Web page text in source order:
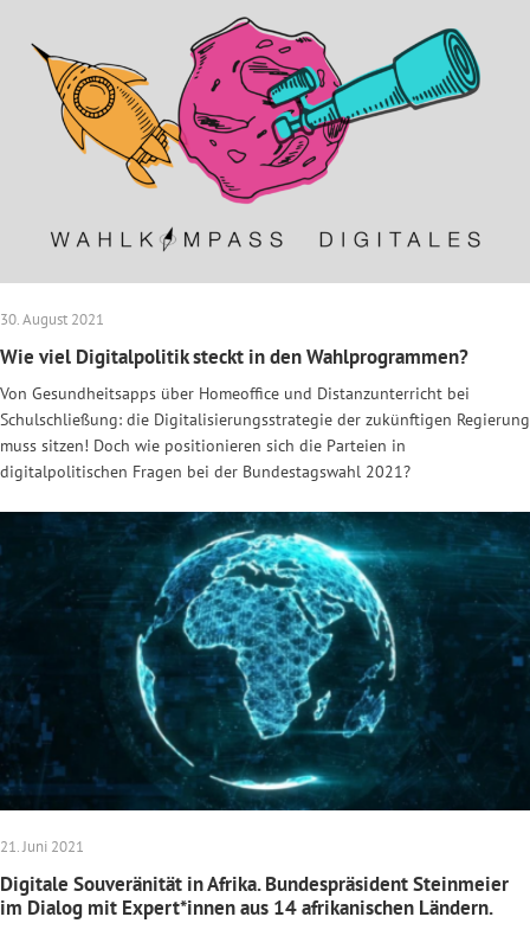
30. August 2021
Wie viel Digitalpolitik steckt in den Wahlprogrammen?
Von Gesundheitsapps über Homeoffice und Distanzunterricht bei
Schulschließung: die Digitalisierungsstrategie der zukünftigen Regierung
muss sitzen! Doch wie positionieren sich die Parteien in
digitalpolitischen Fragen bei der Bundestagswahl 2021?
21. Juni 2021
Digitale Souveränität in Afrika. Bundespräsident Steinmeier
im Dialog mit Expert*innen aus 14 afrikanischen Ländern.